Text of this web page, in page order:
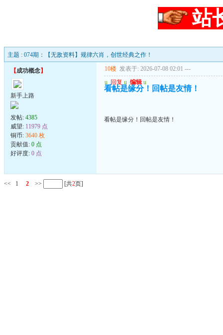
站
主题 : 074期：【无敌资料】规律六肖，创世经典之作！
【成功概念】
新手上路
发帖: 4385
威望: 11979 点
铜币: 3640 枚
贡献值: 0 点
好评度: 0 点
10楼 发表于: 2026-07-08 02:01 ---
u 回复 u 编辑 u
看帖是缘分！回帖是友情！
看帖是缘分！回帖是友情！
<< 1 2 >> [共2页]